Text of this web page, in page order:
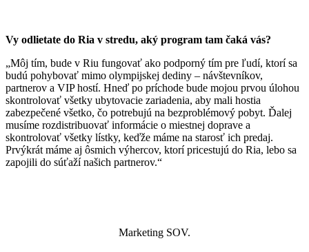
Vy odlietate do Ria v stredu, aký program tam čaká vás?
„Môj tím, bude v Riu fungovať ako podporný tím pre ľudí, ktorí sa
budú pohybovať mimo olympijskej dediny – návštevníkov,
partnerov a VIP hostí. Hneď po príchode bude mojou prvou úlohou
skontrolovať všetky ubytovacie zariadenia, aby mali hostia
zabezpečené všetko, čo potrebujú na bezproblémový pobyt. Ďalej
musíme rozdistribuovať informácie o miestnej doprave a
skontrolovať všetky lístky, keďže máme na starosť ich predaj.
Prvýkrát máme aj ôsmich výhercov, ktorí pricestujú do Ria, lebo sa
zapojili do súťaží našich partnerov.“
Marketing SOV.